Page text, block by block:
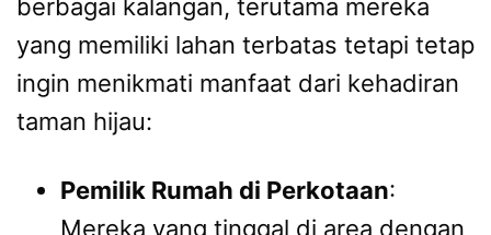
berbagai kalangan, terutama mereka
yang memiliki lahan terbatas tetapi tetap
ingin menikmati manfaat dari kehadiran
taman hijau:
Pemilik Rumah di Perkotaan:
Mereka yang tinggal di area dengan